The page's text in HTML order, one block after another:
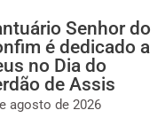
Senhor do
é dedicado a
no Dia do
de Assis
agosto de 2026